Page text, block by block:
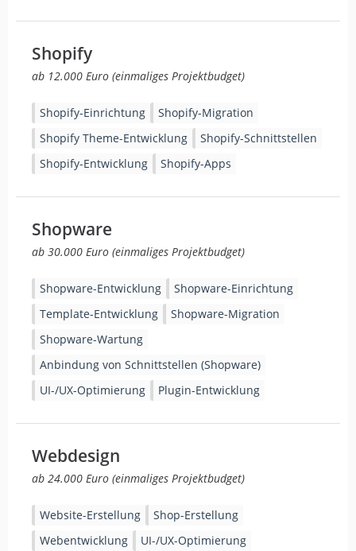
Shopify
ab 12.000 Euro (einmaliges Projektbudget)
Shopify-Einrichtung
Shopify-Migration
Shopify Theme-Entwicklung
Shopify-Schnittstellen
Shopify-Entwicklung
Shopify-Apps
Shopware
ab 30.000 Euro (einmaliges Projektbudget)
Shopware-Entwicklung
Shopware-Einrichtung
Template-Entwicklung
Shopware-Migration
Shopware-Wartung
Anbindung von Schnittstellen (Shopware)
UI-/UX-Optimierung
Plugin-Entwicklung
Webdesign
ab 24.000 Euro (einmaliges Projektbudget)
Website-Erstellung
Shop-Erstellung
Webentwicklung
UI-/UX-Optimierung